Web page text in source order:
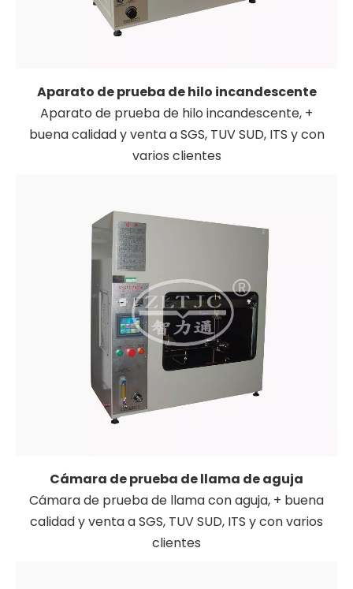
Aparato de prueba de hilo incandescente
Aparato de prueba de hilo incandescente, +
buena calidad y venta a SGS, TUV SUD, ITS y con
varios clientes
Cámara de prueba de llama de aguja
Cámara de prueba de llama con aguja, + buena
calidad y venta a SGS, TUV SUD, ITS y con varios
clientes